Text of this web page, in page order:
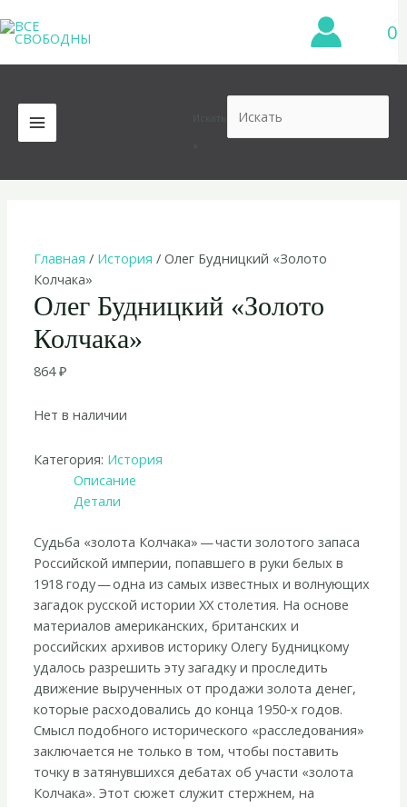
к
содержимому
0
MAIN
MENU
Главная / История / Олег Будницкий «Золото
Колчака»
Олег Будницкий «Золото
Колчака»
864₽
Нет в наличии
Категория: История
Описание
Детали
Судьба «золота Колчака» — части золотого запаса
Российской империи, попавшего в руки белых в
1918 году — одна из самых известных и волнующих
загадок русской истории ХХ столетия. На основе
материалов американских, британских и
российских архивов историку Олегу Будницкому
удалось разрешить эту загадку и проследить
движение вырученных от продажи золота денег,
которые расходовались до конца 1950‑х годов.
Смысл подобного исторического «расследования»
заключается не только в том, чтобы поставить
точку в затянувшихся дебатах об участи «золота
Колчака». Этот сюжет служит стержнем, на